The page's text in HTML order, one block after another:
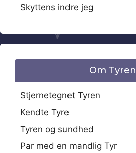
Skyttens indre jeg
Om Tyren
Stjernetegnet Tyren
Kendte Tyre
Tyren og sundhed
Par med en mandlig Tyr